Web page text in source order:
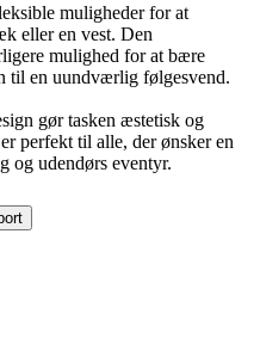
muligheder for at
eller en vest. Den
mulighed for at bære
til en uundværlig følgesvend.
gør tasken æstetisk og
perfekt til alle, der ønsker en
og udendørs eventyr.